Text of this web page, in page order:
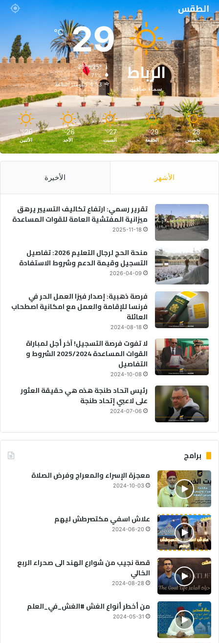
الطقس
الرباط
سماء صافية
29
℃
29º - 25º
71%
4.53 كيلومتر/ساعة
28
℃
الخميس
29
℃
الجمعة
27
℃
السبت
26
℃
الأحد
26
℃
الأثنين
الأشهر الأخيرة
تقرير رسمي: ارتفاع تكاليف التسيير يرهق
ميزانية المفتشية العامة للقوات المساعدة
2025-11-18
منحة الحج لرجال التعليم 2026: تفاصيل
التسجيل وقيمة الدعم وشروط الاستفادة
2026-04-09
فرصة ذهبية: إصدار فيزا العمل الحر في
فرنسا للإقامة والعمل مع امكانية اصطحاب
العائلة
2024-08-18
لا تفوت فرصة التسجيل! آخر أجل لمباراة
القوات المساعدة 2025/2024 الشروط و
التفاصيل
2024-10-08
رئيس اتحاد طنجة هذه هي حقيقة العثور
على لاعبي إتحاد طنجة
2024-07-06
برامج
معجزة الإسراء والمعراج وفرض الصلاة
2024-10-03
علاش اسفي مكتصرطش ليهم
2024-06-20
قصة نجيب من شوارع الهند الى صحراء الربع
الخالي
2024-08-28
من أخطر أنواع الغش #الغش_في_العلم
2024-05-31